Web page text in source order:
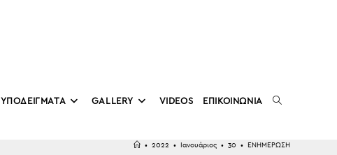
ΥΠΟΔΕΙΓΜΑΤΑ GALLERY VIDEOS ΕΠΙΚΟΙΝΩΝΙΑ TOGGLE
• 2022 • Ιανουάριος • 30 • ΕΝΗΜΕΡΩΣΗ